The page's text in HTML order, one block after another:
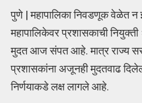
पुणे | महापालिका निवडणूक वेळेत न
महापालिकेवर प्रशासकाची नियुक्ती
मुदत आज संपत आहे. मात्र राज्य
प्रशासकांना अजूनही मुदतवाढ
निर्णयाकडे लक्ष लागले आहे.